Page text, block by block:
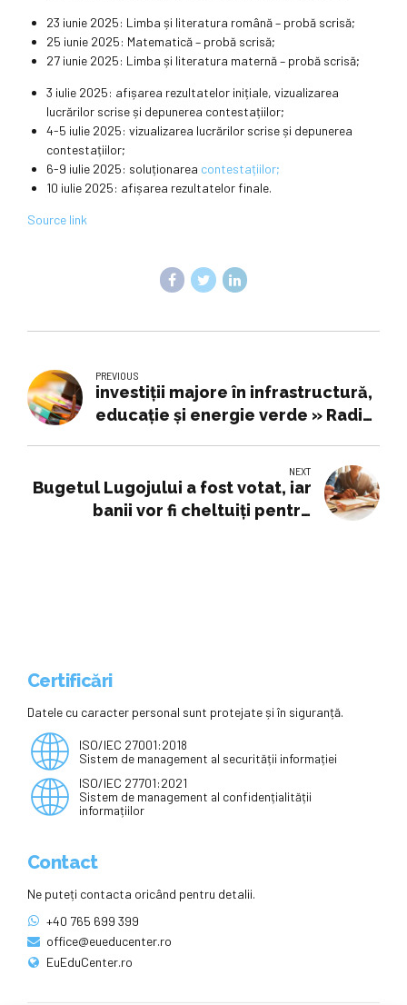
23 iunie 2025: Limba și literatura română – probă scrisă;
25 iunie 2025: Matematică – probă scrisă;
27 iunie 2025: Limba și literatura maternă – probă scrisă;
3 iulie 2025: afișarea rezultatelor inițiale, vizualizarea
lucrărilor scrise și depunerea contestațiilor;
4-5 iulie 2025: vizualizarea lucrărilor scrise și depunerea
contestațiilor;
6-9 iulie 2025: soluționarea contestațiilor;
10 iulie 2025: afișarea rezultatelor finale.
Source link
PREVIOUS
investiţii majore în infrastructură,
educaţie şi energie verde » Radio
NEXT
Bugetul Lugojului a fost votat, iar
banii vor fi cheltuiţi pentru
Certificări
Datele cu caracter personal sunt protejate și în siguranță.
ISO/IEC 27001:2018
Sistem de management al securității informației
ISO/IEC 27701:2021
Sistem de management al confidențialității
informațiilor
Contact
Ne puteți contacta oricând pentru detalii.
+40 765 699 399
office@eueducenter.ro
EuEduCenter.ro